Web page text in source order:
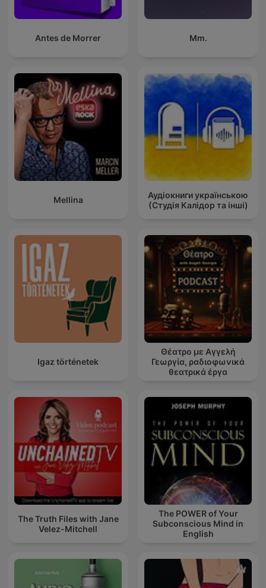
Antes de Morrer Mm.
Mellina
Аудіокниги українською
(Студія Калідор та інші)
Igaz történetek
Θέατρο με Αγγελή
Γεωργία, ραδιοφωνικά
θεατρικά έργα
The Truth Files with Jane
Velez-Mitchell
The POWER of Your
Subconscious Mind in
English